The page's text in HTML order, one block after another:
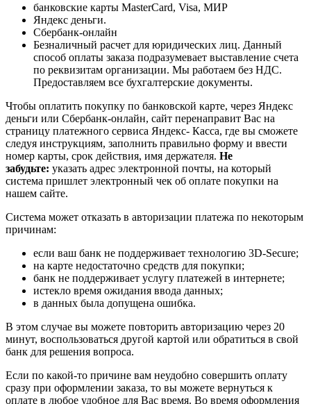
банковские карты MasterCard, Visa, МИР
Яндекс деньги.
Сбербанк-онлайн
Безналичный расчет для юридических лиц. Данный
способ оплаты заказа подразумевает выставление счета
по реквизитам организации. Мы работаем без НДС.
Предоставляем все бухгалтерские документы.
Чтобы оплатить покупку по банковской карте, через Яндекс
деньги или Сбербанк-онлайн, сайт перенаправит Вас на
страницу платежного сервиса Яндекс- Касса, где вы сможете
следуя инструкциям, заполнить правильно форму и ввести
номер карты, срок действия, имя держателя. Не
забудьте: указать адрес электронной почты, на который
система пришлет электронный чек об оплате покупки на
нашем сайте.
Система может отказать в авторизации платежа по некоторым
причинам:
если ваш банк не поддерживает технологию 3D-Secure;
на карте недостаточно средств для покупки;
банк не поддерживает услугу платежей в интернете;
истекло время ожидания ввода данных;
в данных была допущена ошибка.
В этом случае вы можете повторить авторизацию через 20
минут, воспользоваться другой картой или обратиться в свой
банк для решения вопроса.
Если по какой-то причине вам неудобно совершить оплату
сразу при оформлении заказа, то вы можете вернуться к
оплате в любое удобное для Вас время. Во время оформления